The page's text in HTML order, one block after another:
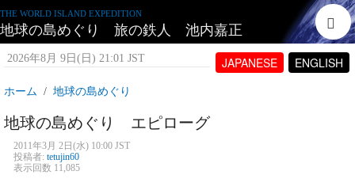
THE WORLD ISLAND EXPEDITION
地球の島めぐり 旅の鉄人 池内嘉正
JAPANESE ENGLISH
2026年8月 9日(日) 21:01 JST
ホーム 地球の島めぐり
地球の島めぐり エピローグ
2011年3月 2日(水) 10:00 JST
投稿者: tetujin60
表示回数 11,085